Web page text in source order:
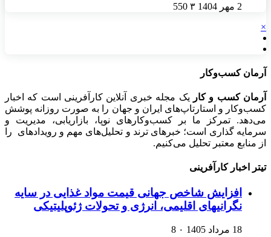
2 مهر 1404 ۳ 550
×
آرمان کسب‌وکار
آرمان کسب و کار
یک مجله خبری آنلاین کارآفرینی است که اخبار
کسب‌وکار و استارتاپ‌های ایران و جهان را به صورت روزانه پوشش
می‌دهد. تمرکز ما بر کسب‌وکارهای نوپا، بازاریابی، مدیریت و
سرمایه گذاری است؛ خبرهای ترند و تحلیل‌های مهم و رویدادهای را
از منابع معتبر تحلیل می‌کنیم.
تیتر اخبار کارآفرینی
افزایش شاخص جهانی قیمت مواد غذایی در سایه
نگرانیهای اقلیمی، انرژی و تحولات ژئوپلیتیکی
18 مرداد 1405 ۰ 8